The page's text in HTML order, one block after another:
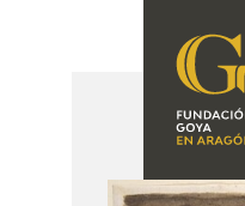
FOUNDATION
SOMOS